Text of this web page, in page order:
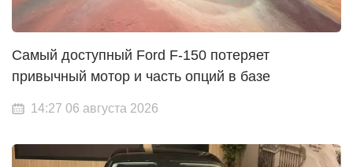
Самый доступный Ford F-150 потеряет
привычный мотор и часть опций в базе
14:27 06 августа 2026